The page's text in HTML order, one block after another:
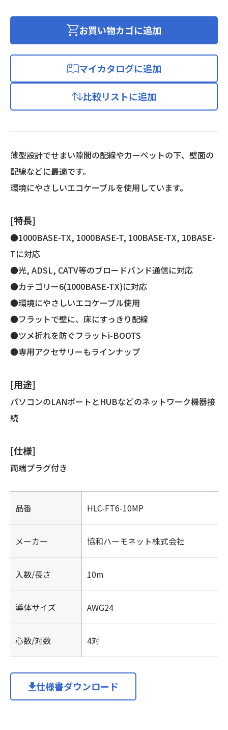
ト
(カ
ゴ
6
対
応/
両
ラ
グ
き)
個
お買い物カゴに追加
マイカタログに追加
比較リストに追加
薄型設計でせまい隙間の配線やカーペットの下、壁面の
配線などに最適です。
環境にやさしいエコケーブルを使用しています。
[特長]
●1000BASE-TX, 1000BASE-T, 100BASE-TX, 10BASE-
Tに対応
●光, ADSL, CATV等のブロードバンド通信に対応
●カテゴリー6(1000BASE-TX)に対応
●環境にやさしいエコケーブル使用
●フラットで壁に、床にすっきり配線
●ツメ折れを防ぐフラットi-BOOTS
●専用アクセサリーもラインナップ
[用途]
パソコンのLANポートとHUBなどのネットワーク機器接
続
[仕様]
両端プラグ付き
品番 HLC-FT6-10MP
メーカー 協和ハーモネット株式会社
入数/長さ 10m
導体サイズ AWG24
心数/対数 4対
仕様書ダウンロード